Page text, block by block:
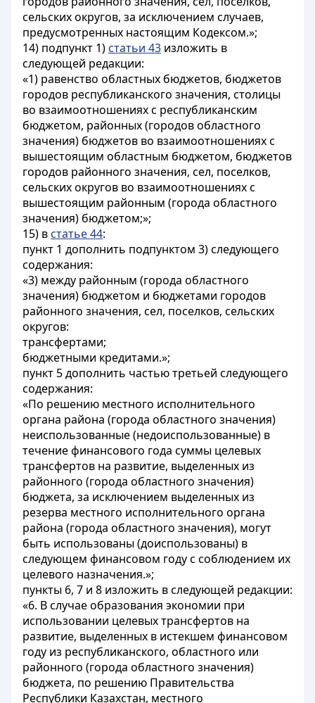
сельских округов, за исключением случаев,
предусмотренных настоящим Кодексом.»;
14) подпункт 1) статьи 43 изложить в
следующей редакции:
«1) равенство областных бюджетов, бюджетов
городов республиканского значения, столицы
во взаимоотношениях с республиканским
бюджетом, районных (городов областного
значения) бюджетов во взаимоотношениях с
вышестоящим областным бюджетом, бюджетов
городов районного значения, сел, поселков,
сельских округов во взаимоотношениях с
вышестоящим районным (города областного
значения) бюджетом;»;
15) в статье 44:
пункт 1 дополнить подпунктом 3) следующего
содержания:
«3) между районным (города областного
значения) бюджетом и бюджетами городов
районного значения, сел, поселков, сельских
округов:
трансфертами;
бюджетными кредитами.»;
пункт 5 дополнить частью третьей следующего
содержания:
«По решению местного исполнительного
органа района (города областного значения)
неиспользованные (недоиспользованные) в
течение финансового года суммы целевых
трансфертов на развитие, выделенных из
районного (города областного значения)
бюджета, за исключением выделенных из
резерва местного исполнительного органа
района (города областного значения), могут
быть использованы (доиспользованы) в
следующем финансовом году с соблюдением их
целевого назначения.»;
пункты 6, 7 и 8 изложить в следующей редакции:
«6. В случае образования экономии при
использовании целевых трансфертов на
развитие, выделенных в истекшем финансовом
году из республиканского, областного или
районного (города областного значения)
бюджета, по решению Правительства
Республики Казахстан, местного